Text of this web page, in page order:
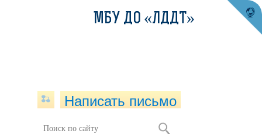
МБУ ДО «ЛДДТ»
Написать письмо